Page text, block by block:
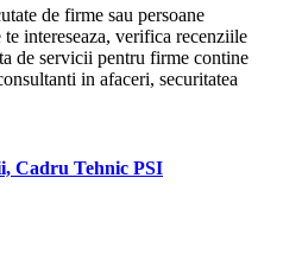
de firme sau persoane
intereseaza, verifica recenziile
de servicii pentru firme contine
in afaceri, securitatea
Cadru Tehnic PSI